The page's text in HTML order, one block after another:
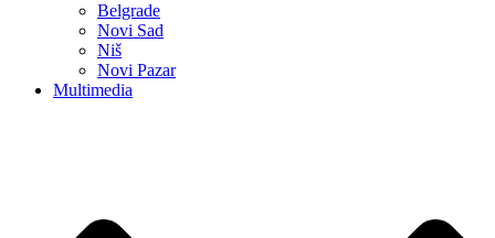
Belgrade
Novi Sad
Niš
Novi Pazar
Multimedia